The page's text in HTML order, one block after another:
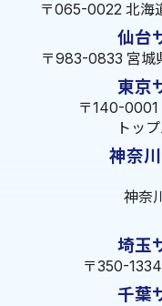
〒065-0022 北海
仙台
〒983-0833 宮城
東京
〒140-0001
トッ
神奈
神奈
埼玉
〒350-
千葉